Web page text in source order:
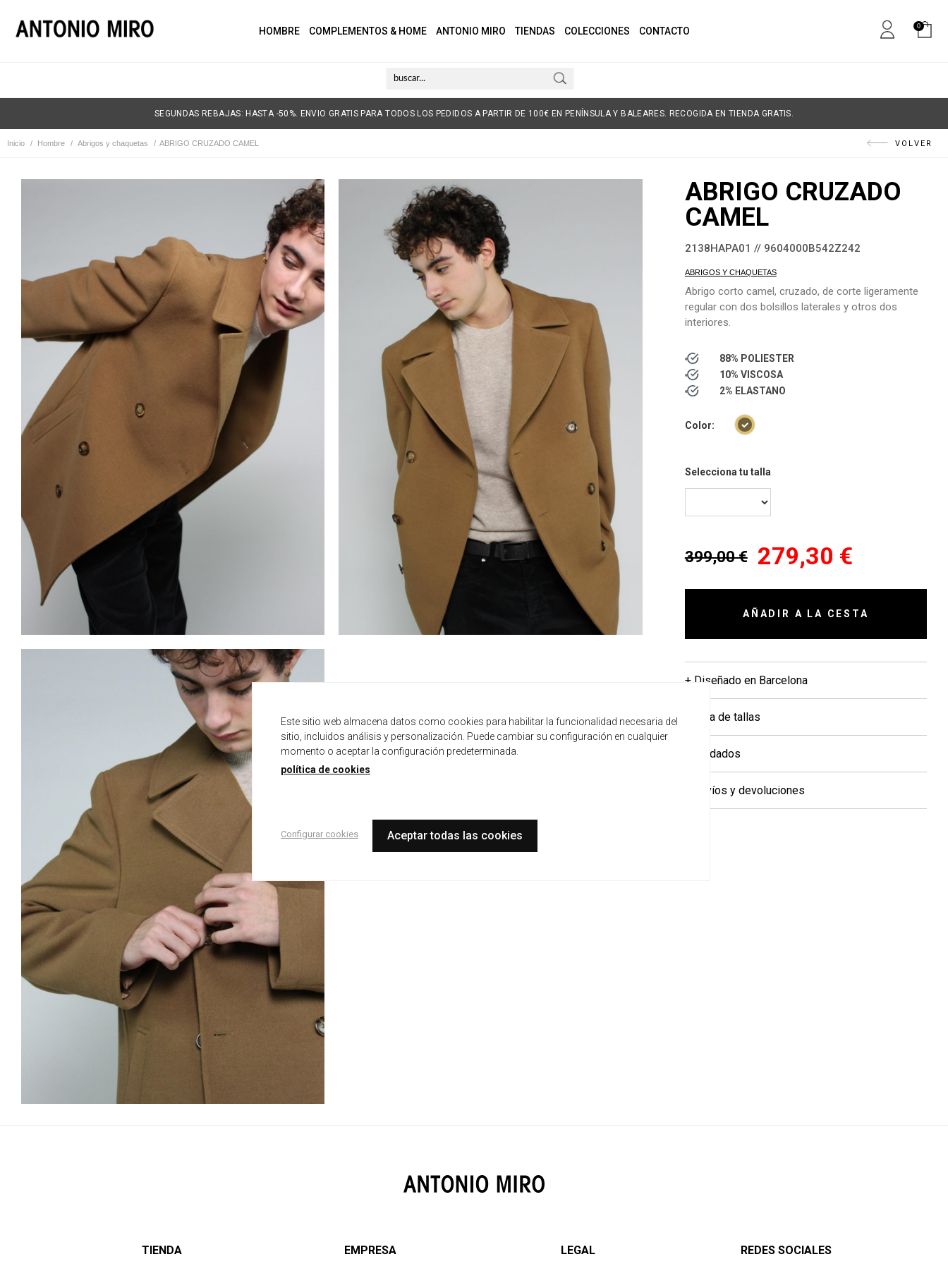
0
HOMBRE COMPLEMENTOS & HOME ANTONIO MIRO TIENDAS COLECCIONES CONTACTO
SEGUNDAS REBAJAS: HASTA -50%. ENVIO GRATIS PARA TODOS LOS PEDIDOS A PARTIR DE 100€ EN PENÍNSULA Y BALEARES. RECOGIDA EN TIENDA GRATIS.
Inicio / Hombre / Abrigos y chaquetas / ABRIGO CRUZADO CAMEL VOLVER
ABRIGO CRUZADO
CAMEL
2138HAPA01 // 9604000B542Z242
ABRIGOS Y CHAQUETAS
Abrigo corto camel, cruzado, de corte ligeramente
regular con dos bolsillos laterales y otros dos
interiores.
88% POLIESTER
10% VISCOSA
2% ELASTANO
Color:
Selecciona tu talla
399,00 € 279,30 €
AÑADIR A LA CESTA
+ Diseñado en Barcelona
+ Guía de tallas
+ Cuidados
+ Envíos y devoluciones
TIENDA EMPRESA LEGAL REDES SOCIALES
Este sitio web almacena datos como cookies para habilitar la funcionalidad necesaria del
sitio, incluidos análisis y personalización. Puede cambiar su configuración en cualquier
momento o aceptar la configuración predeterminada.
política de cookies
Configurar cookies Aceptar todas las cookies